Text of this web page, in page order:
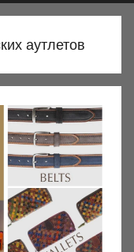
аутлетов